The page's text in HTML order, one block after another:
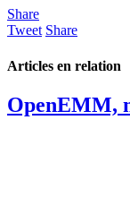
Share
Tweet Share
Articles en relation
OpenEMM,